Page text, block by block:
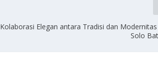
Kolaborasi Elegan antara Tradisi dan
Solo